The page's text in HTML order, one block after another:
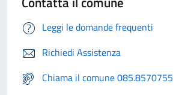
Leggi le domande frequenti
Richiedi Assistenza
Chiama il comune 085.8570755